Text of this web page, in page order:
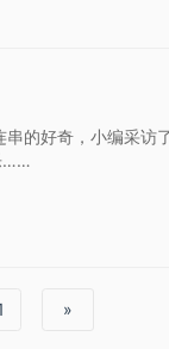
的好奇，小编采访
……
»